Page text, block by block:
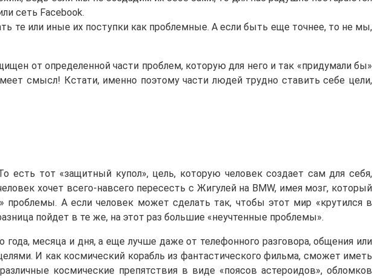
сеть Facebook.
те или иные их поступки как проблемные. А если быть еще точнее, то не мы,
от определенной части проблем, которую для него и так «придумали бы»
смысл! Кстати, именно поэтому части людей трудно ставить себе цели,
есть тот «защитный купол», цель, которую человек создает сам для себя,
хочет всего-навсего пересесть с Жигулей на BMW, имея мозг, который
проблемы. А если человек может сделать так, чтобы этот мир «крутился в
пойдет в те же, на этот раз большие «неучтенные проблемы».
месяца и дня, а еще лучше даже от телефонного разговора, общения или
И как космический корабль из фантастического фильма, сможет иметь
космические препятствия в виде «поясов астероидов», обломков